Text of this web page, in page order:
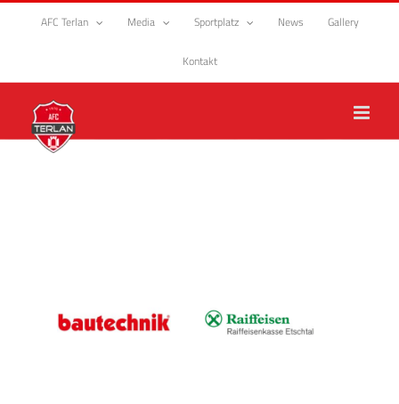
Zum
AFC Terlan Media Sportplatz News Gallery
Kontakt